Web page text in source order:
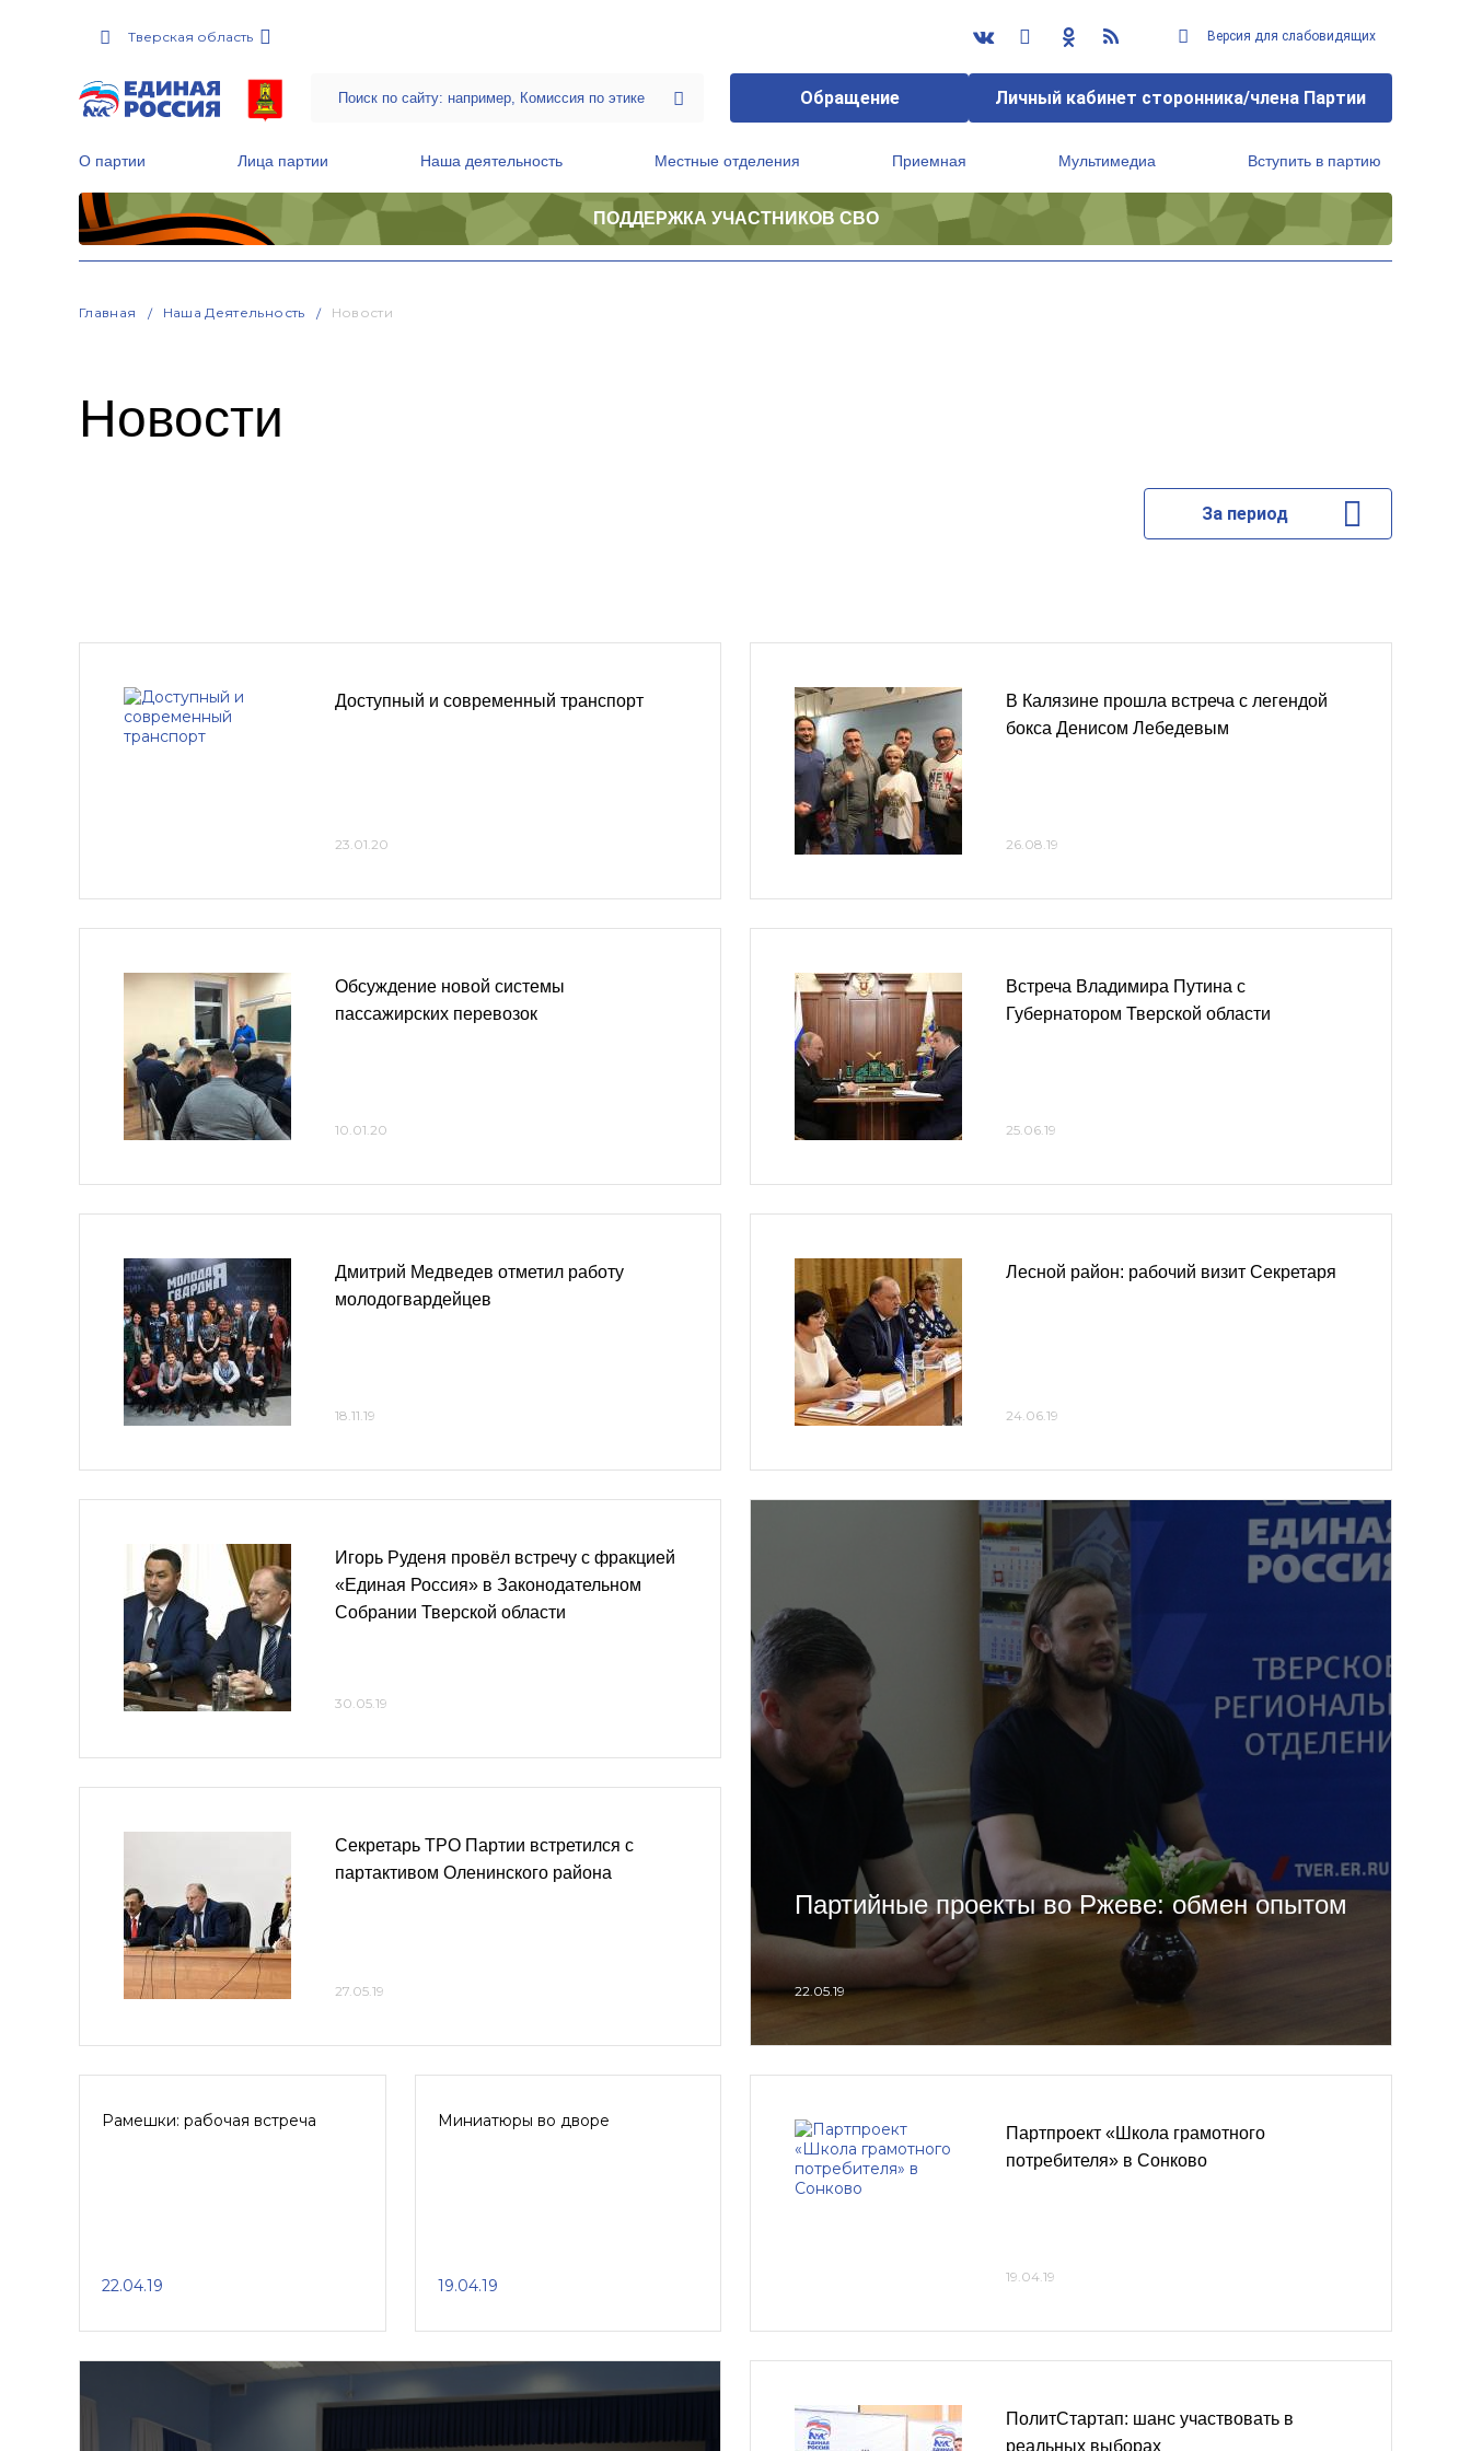
Тверская область Версия для слабовидящих
Обращение Личный кабинет сторонника/члена Партии
О партии Лица партии Наша деятельность Местные отделения Приемная Мультимедиа Вступить в партию
ПОДДЕРЖКА УЧАСТНИКОВ СВО
Главная Наша Деятельность Новости
Новости
За период
Доступный и современный транспорт
23.01.20
Обсуждение новой системы
пассажирских перевозок
10.01.20
Дмитрий Медведев отметил работу
молодогвардейцев
18.11.19
В Калязине прошла встреча с легендой
бокса Денисом Лебедевым
26.08.19
Встреча Владимира Путина с
Губернатором Тверской области
25.06.19
Лесной район: рабочий визит Секретаря
24.06.19
Игорь Руденя провёл встречу с фракцией
«Единая Россия» в Законодательном
Собрании Тверской области
30.05.19
Секретарь ТРО Партии встретился с
партактивом Оленинского района
27.05.19
Партийные проекты во Ржеве: обмен опытом
22.05.19
Рамешки: рабочая встреча
22.04.19
Миниатюры во дворе
19.04.19
Партпроект «Школа грамотного
потребителя» в Сонково
19.04.19
ПолитСтартап: шанс участвовать в
реальных выборах